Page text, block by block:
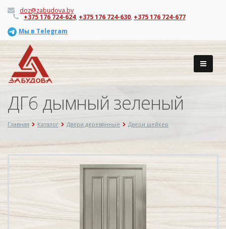
doz@zabudova.by
+375 176 724-624, +375 176 724-630, +375 176 724-677
Мы в Telegram
ДГ6 дымный зеленый
Главная Каталог Двери деревянные Двери шейкер